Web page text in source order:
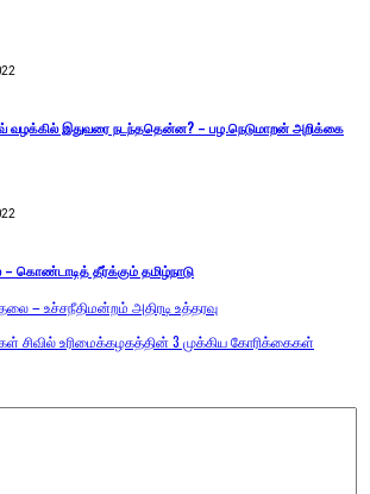
வழக்கில் இதுவரை நடந்ததென்ன? – பழ.நெடுமாறன் அறிக்கை
– கொண்டாடித் தீர்க்கும் தமிழ்நாடு
– உச்சநீதிமன்றம் அதிரடி உத்தரவு
சிவில் உரிமைக்கழகத்தின் 3 முக்கிய கோரிக்கைகள்